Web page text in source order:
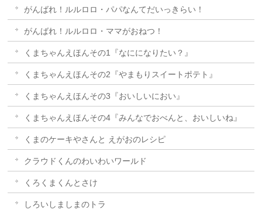
がんばれ！ルルロロ・パパなんてだいっきらい！
がんばれ！ルルロロ・ママがおねつ！
くまちゃんえほんその1『なにになりたい？』
くまちゃんえほんその2『やまもりスイートポテト』
くまちゃんえほんその3『おいしいにおい』
くまちゃんえほんその4『みんなでおべんと、おいしいね』
くまのケーキやさんと えがおのレシピ
クラウドくんのわいわいワールド
くろくまくんとさけ
しろいしましまのトラ